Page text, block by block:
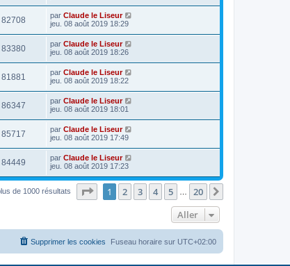
82708 par Claude le Liseur
jeu. 08 août 2019 18:29
83380 par Claude le Liseur
jeu. 08 août 2019 18:26
81881 par Claude le Liseur
jeu. 08 août 2019 18:22
86347 par Claude le Liseur
jeu. 08 août 2019 18:01
85717 par Claude le Liseur
jeu. 08 août 2019 17:49
84449 par Claude le Liseur
jeu. 08 août 2019 17:23
de 1000 résultats Page sur20
1 2 3 4 5 20
Aller
Fuseau horaire sur UTC+02:00
Supprimer les cookies